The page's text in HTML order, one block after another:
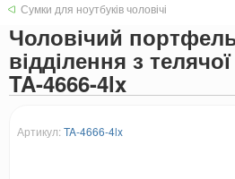
Сумки для ноутбуків чоловічі
Чоловічий
відділення з
TA-4666-4lx
Артикул: TA-4666-4lx